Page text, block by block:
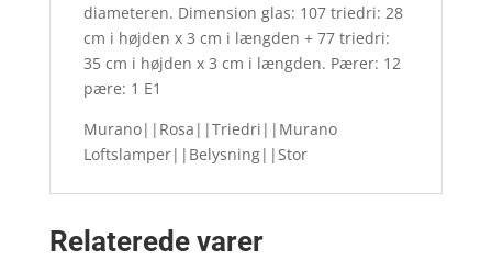
diameteren. Dimension glas: 107 triedri: 28
cm i højden x 3 cm i længden + 77 triedri:
35 cm i højden x 3 cm i længden. Pærer: 12
pære: 1 E1
Murano||Rosa||Triedri||Murano
Loftslamper||Belysning||Stor
Relaterede varer